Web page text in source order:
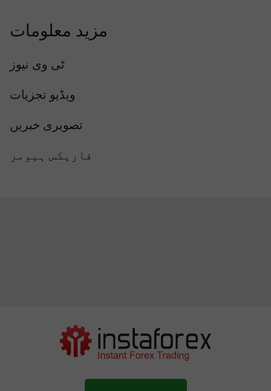
مزید معلومات
ٹی وی نیوز
ویڈیو تجزیات
تصویری خبریں
فاریکس ہیومر